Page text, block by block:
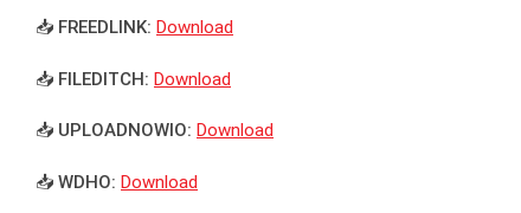
📥 FREEDLINK: Download
📥 FILEDITCH: Download
📥 UPLOADNOWIO: Download
📥 WDHO: Download